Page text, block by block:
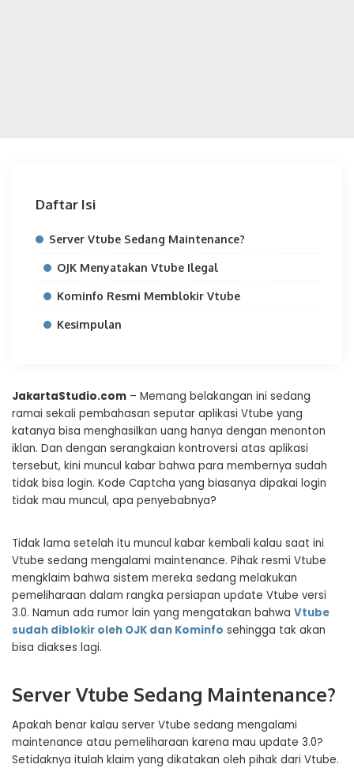
Daftar Isi
Server Vtube Sedang Maintenance?
OJK Menyatakan Vtube Ilegal
Kominfo Resmi Memblokir Vtube
Kesimpulan
JakartaStudio.com – Memang belakangan ini sedang
ramai sekali pembahasan seputar aplikasi Vtube yang
katanya bisa menghasilkan uang hanya dengan menonton
iklan. Dan dengan serangkaian kontroversi atas aplikasi
tersebut, kini muncul kabar bahwa para membernya sudah
tidak bisa login. Kode Captcha yang biasanya dipakai login
tidak mau muncul, apa penyebabnya?
Tidak lama setelah itu muncul kabar kembali kalau saat ini
Vtube sedang mengalami maintenance. Pihak resmi Vtube
mengklaim bahwa sistem mereka sedang melakukan
pemeliharaan dalam rangka persiapan update Vtube versi
3.0. Namun ada rumor lain yang mengatakan bahwa Vtube
sudah diblokir oleh OJK dan Kominfo sehingga tak akan
bisa diakses lagi.
Server Vtube Sedang Maintenance?
Apakah benar kalau server Vtube sedang mengalami
maintenance atau pemeliharaan karena mau update 3.0?
Setidaknya itulah klaim yang dikatakan oleh pihak dari Vtube.